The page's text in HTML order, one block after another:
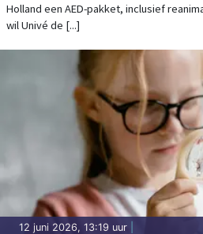
Holland een AED-pakket, inclusief
wil Univé de [...]
12 juni 2026, 13:19 uur